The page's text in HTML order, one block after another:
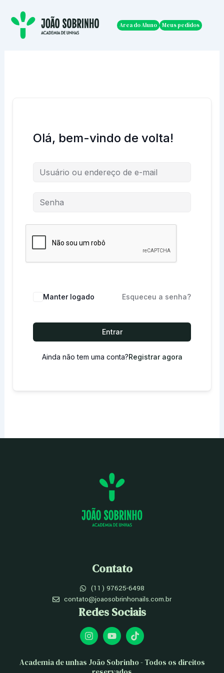
para
conteúdo
Area do Aluno Meus pedidos
Olá, bem-vindo de volta!
Manter logado Esqueceu a senha?
Entrar
Ainda não tem uma conta?Registrar agora
Contato
(11) 97625-6498
contato@joaosobrinhonails.com.br
Redes Sociais
I
n
s
t
a
Y
o
u
u
T
i
k
o
Academia de unhas João Sobrinho - Todos os direitos